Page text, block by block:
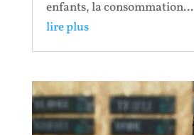
enfants, la consommation...
lire plus